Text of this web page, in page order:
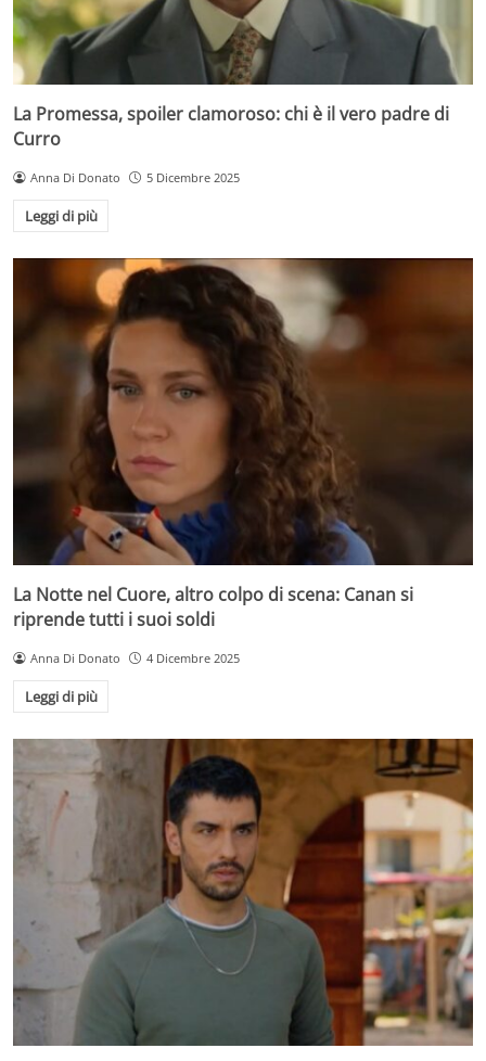
La Promessa, spoiler clamoroso: chi è il vero padre di
Curro
Anna Di Donato 5 Dicembre 2025
Leggi di più
La Notte nel Cuore, altro colpo di scena: Canan si
riprende tutti i suoi soldi
Anna Di Donato 4 Dicembre 2025
Leggi di più